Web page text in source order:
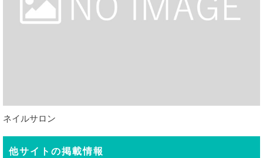
ネイルサロン
他サイトの掲載情報